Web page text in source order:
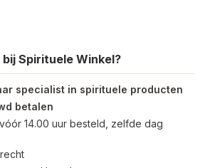
Spirituele Winkel?
specialist in spirituele producten
betalen
14.00 uur besteld, zelfde dag